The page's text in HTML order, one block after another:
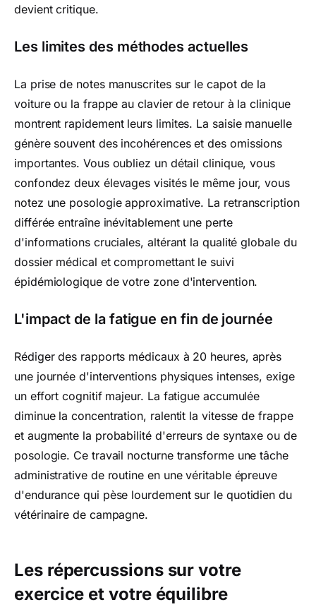
devient critique.
Les limites des méthodes actuelles
La prise de notes manuscrites sur le capot de la
voiture ou la frappe au clavier de retour à la clinique
montrent rapidement leurs limites. La saisie manuelle
génère souvent des incohérences et des omissions
importantes. Vous oubliez un détail clinique, vous
confondez deux élevages visités le même jour, vous
notez une posologie approximative. La retranscription
différée entraîne inévitablement une perte
d'informations cruciales, altérant la qualité globale du
dossier médical et compromettant le suivi
épidémiologique de votre zone d'intervention.
L'impact de la fatigue en fin de journée
Rédiger des rapports médicaux à 20 heures, après
une journée d'interventions physiques intenses, exige
un effort cognitif majeur. La fatigue accumulée
diminue la concentration, ralentit la vitesse de frappe
et augmente la probabilité d'erreurs de syntaxe ou de
posologie. Ce travail nocturne transforme une tâche
administrative de routine en une véritable épreuve
d'endurance qui pèse lourdement sur le quotidien du
vétérinaire de campagne.
Les répercussions sur votre
exercice et votre équilibre